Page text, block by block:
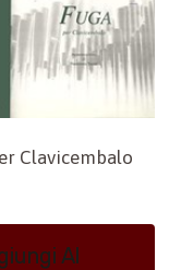
Clavicembalo
Al